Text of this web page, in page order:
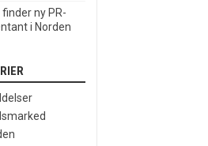
ny PR-
i Norden